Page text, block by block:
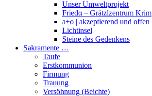
Unser Umweltprojekt
Friedα – Grätzlzentrum Krim
a+o | akzeptierend und offen
Lichtinsel
Steine des Gedenkens
Sakramente …
Taufe
Erstkommunion
Firmung
Trauung
Versöhnung (Beichte)